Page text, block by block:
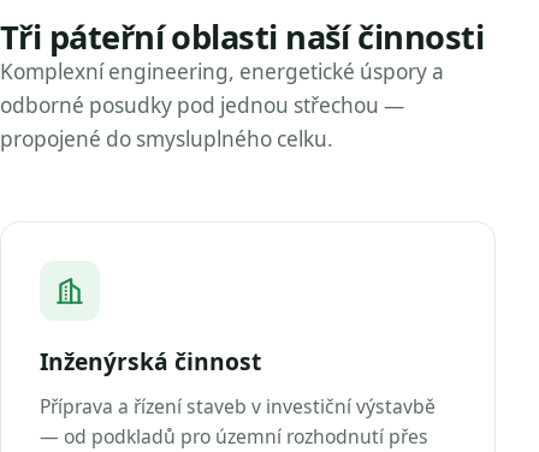
Tři páteřní oblasti naší činnosti
Komplexní engineering, energetické úspory a
odborné posudky pod jednou střechou —
propojené do smysluplného celku.
Inženýrská činnost
Příprava a řízení staveb v investiční výstavbě
— od podkladů pro územní rozhodnutí přes